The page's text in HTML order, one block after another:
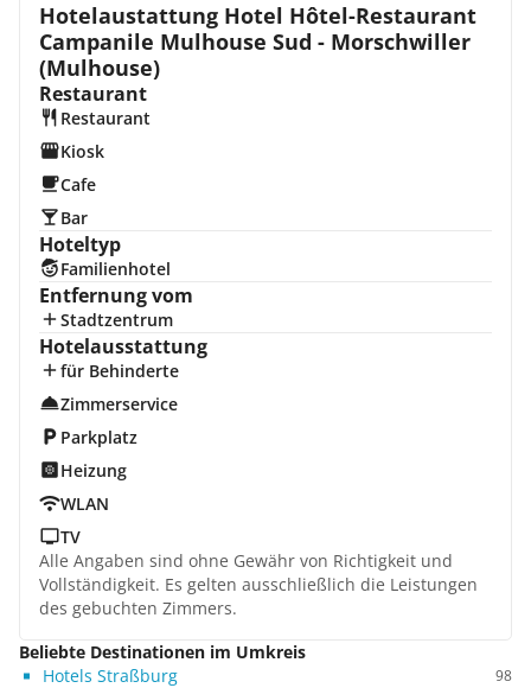
Hotelaustattung Hotel Hôtel-Restaurant
Campanile Mulhouse Sud - Morschwiller
(Mulhouse)
Restaurant
Restaurant
Kiosk
Cafe
Bar
Hoteltyp
Familienhotel
Entfernung vom
Stadtzentrum
Hotelausstattung
für Behinderte
Zimmerservice
Parkplatz
Heizung
WLAN
TV
Alle Angaben sind ohne Gewähr von Richtigkeit und
Vollständigkeit. Es gelten ausschließlich die Leistungen
des gebuchten Zimmers.
Beliebte Destinationen im Umkreis
Hotels Straßburg
98